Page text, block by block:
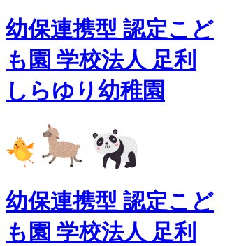
幼保連携型 認定こど
も園 学校法人 足利
しらゆり幼稚園
幼保連携型 認定こど
も園 学校法人 足利